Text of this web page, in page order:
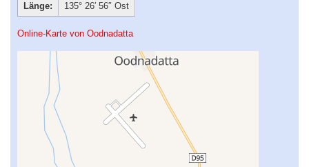
Länge:
135° 26′ 56″ Ost
Online-Karte von Oodnadatta